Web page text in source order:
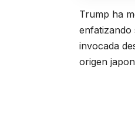
Trump ha
enfatizando
invocada
origen